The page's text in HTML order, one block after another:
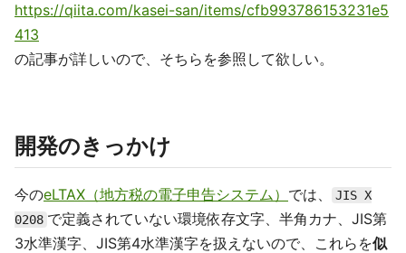
https://qiita.com/kasei-san/items/cfb993786153231e5
413
の記事が詳しいので、そちらを参照して欲しい。
開発のきっかけ
今のeLTAX（地方税の電子申告システム） では、
JIS X
0208 で定義されていない環境依存文字、半角カナ、JIS第
3水準漢字、JIS第4水準漢字を扱えないので、これらを似